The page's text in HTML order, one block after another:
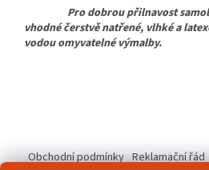
Pro dobrou přilnavost
vhodné čerstvě natřené, vlhké a
vodou omyvatelné výmalby.
Obchodní podmínky Reklamační řád